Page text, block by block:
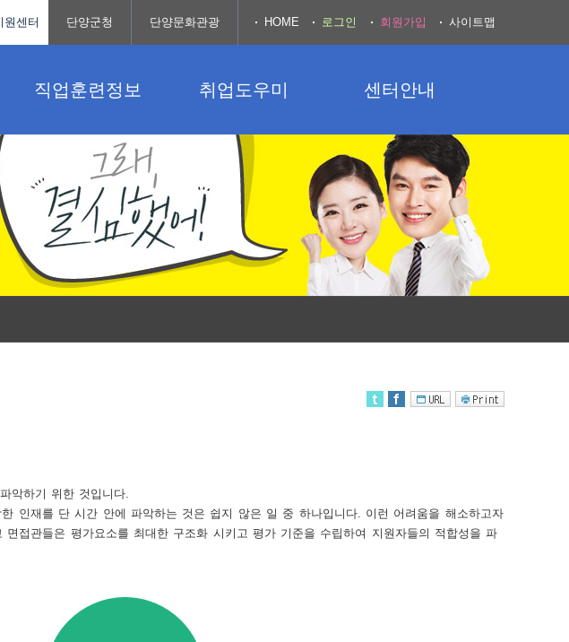
직업훈련정보 취업도우미 센터안내
원센터 단양군청 단양문화관광 HOME 로그인 회원가입 사이트맵
악하기 위한 것입니다.
인재를 단 시간 안에 파악하는 것은 쉽지 않은 일 중 하나입니다. 이런 어려움을 해소하고자
접관들은 평가요소를 최대한 구조화 시키고 평가 기준을 수립하여 지원자들의 적합성을 파